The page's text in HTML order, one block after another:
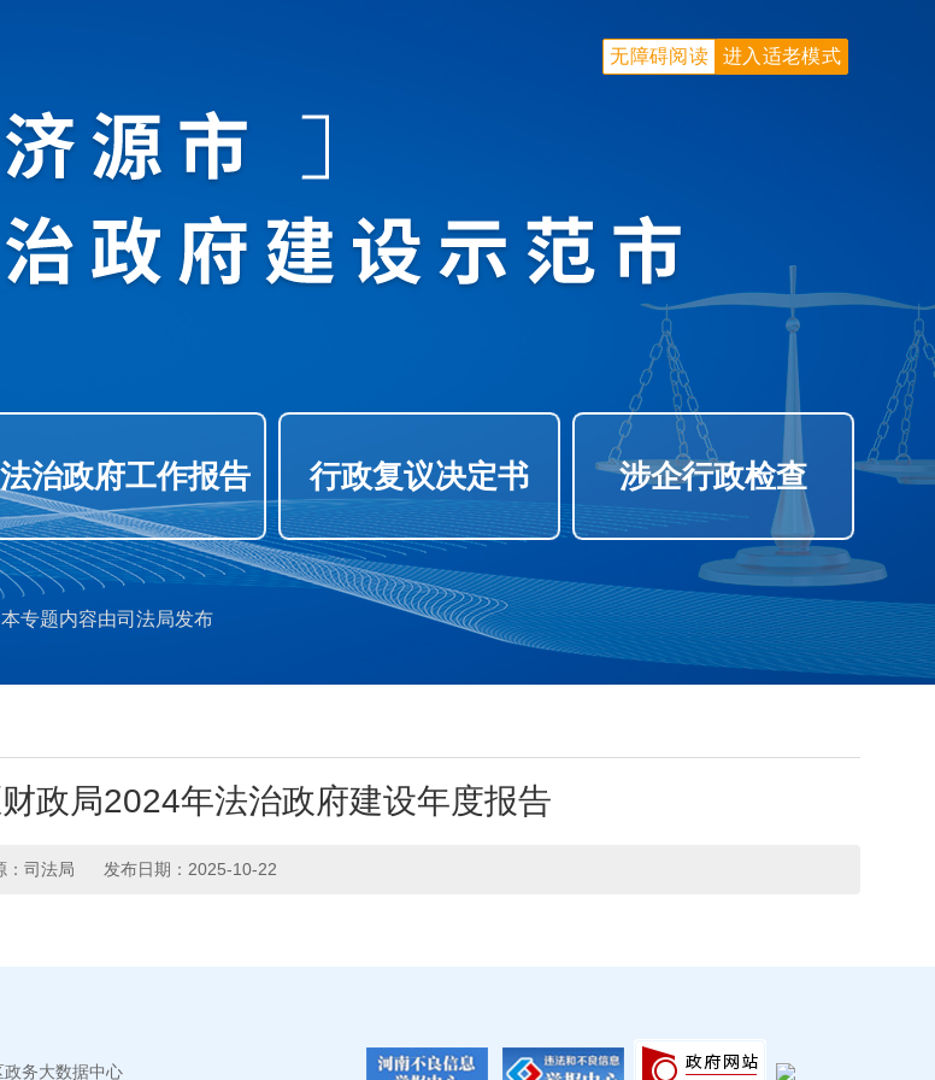
进入适老模式
无障碍阅读
法治政府工作报告 行政复议决定书 涉企行政检查
本专题内容由司法局发布
政局2024年法治政府建设年度报告
：司法局 发布日期：2025-10-22
务大数据中心